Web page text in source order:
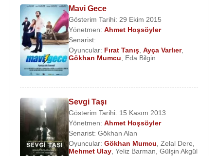
2005 - Satıcı (TV Filmi)
2005 - Müjgan (TV Filmi)
2005 - Memleket Hikayeleri: Aşan Bilir Karlı Dağın
Ardını (TV Filmi)
2004 - Yol Palas Cinayeti (TV Filmi)
2003 - Oğlum İçin (TV Dizisi)
2001 - Şüphenin Gölgesi (Sinema Filmi)
2000 - Üvey Baba (TV Dizisi)
1999 - Veliler Serdarı / Hasan-ı Basri Hz. (TV Filmi)
1999 - Küçük Besleme (TV Dizisi)
1997 - Kaside-i Bürde Şairi / Kaab Bin Züheyr
(Sinema Filmi)
1996 - Dönüş Yemini (Sinema Filmi)
Mavi Gece
Gösterim Tarihi: 29 Ekim 2015
Yönetmen: Ahmet Hoşsöyler
Senarist:
Oyuncular: Fırat Tanış Ayça Varlıer,
Gökhan Mumcu
Eda Bilgin
Sevgi Taşı
Gösterim Tarihi: 15 Kasım 2013
Yönetmen: Ahmet Hoşsöyler
Senarist: Gökhan Alan
Oyuncular: Gökhan Mumcu, Zelal Dere,
Mehmet Ulay, Yeliz Barman, Gülşin Akgül